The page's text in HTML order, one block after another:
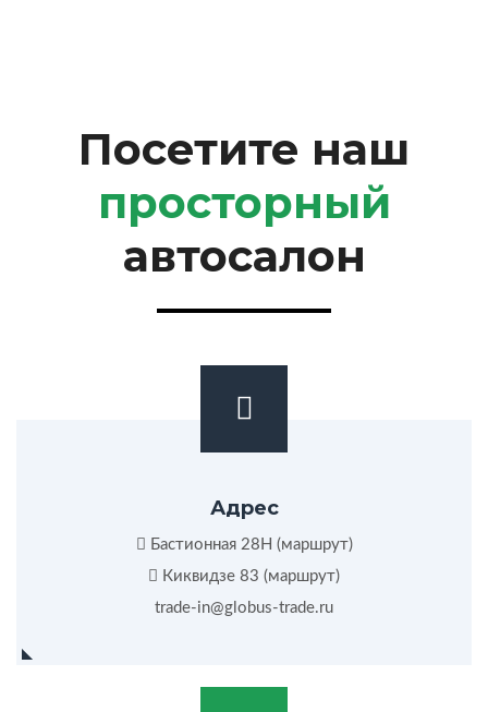
Посетите наш
просторный
автосалон
Адрес
Бастионная 28Н (маршрут)
Киквидзе 83 (маршрут)
trade-in@globus-trade.ru